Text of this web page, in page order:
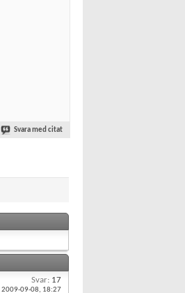
Svara med citat
Svar: 17
2009-09-08, 18:27